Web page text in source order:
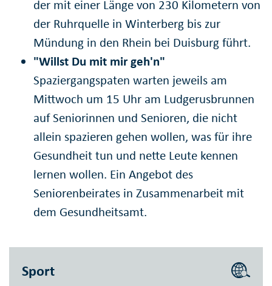
der mit einer Länge von 230 Kilometern von
der Ruhrquelle in Winterberg bis zur
Mündung in den Rhein bei Duisburg führt.
"Willst Du mit mir geh'n"
Spaziergangspaten warten jeweils am
Mittwoch um 15 Uhr am Ludgerusbrunnen
auf Seniorinnen und Senioren, die nicht
allein spazieren gehen wollen, was für ihre
Gesundheit tun und nette Leute kennen
lernen wollen. Ein Angebot des
Seniorenbeirates in Zusammenarbeit mit
dem Gesundheitsamt.
Sport